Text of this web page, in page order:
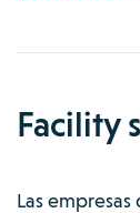
Facility
Las